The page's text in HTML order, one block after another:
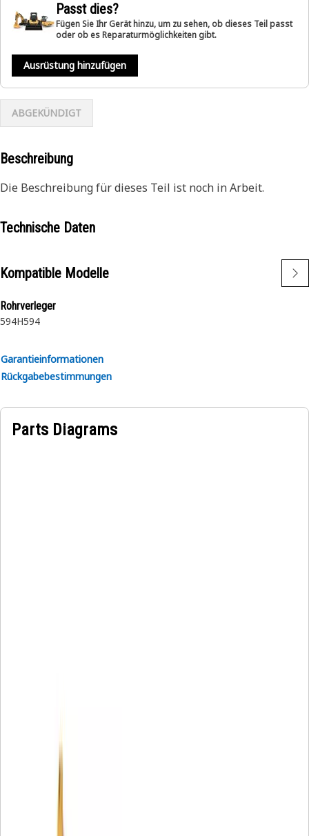
Passt dies?
Fügen Sie Ihr Gerät hinzu, um zu sehen, ob dieses Teil passt
oder ob es Reparaturmöglichkeiten gibt.
Ausrüstung hinzufügen
ABGEKÜNDIGT
Beschreibung
Die Beschreibung für dieses Teil ist noch in Arbeit.
Technische Daten
Kompatible Modelle
Rohrverleger
594H594
Garantieinformationen
Rückgabebestimmungen
Parts Diagrams